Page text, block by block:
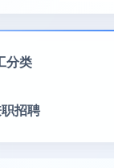
分类
招聘